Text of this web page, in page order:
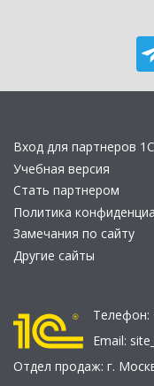
Вход для партнеров 1С
Учебная версия
Стать партнером
Политика
Замечания по сайту
Другие сайты
Телефон:
Email:
Отдел продаж: г.